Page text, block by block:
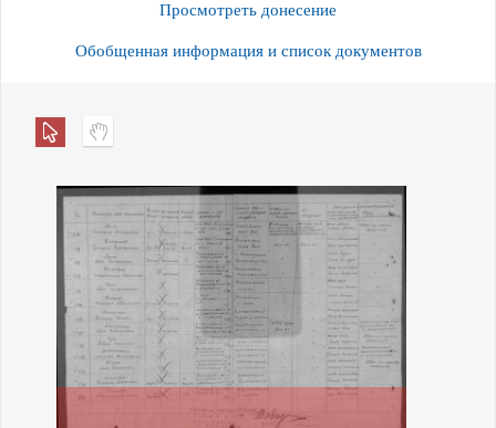
Просмотреть донесение
Обобщенная информация и список документов